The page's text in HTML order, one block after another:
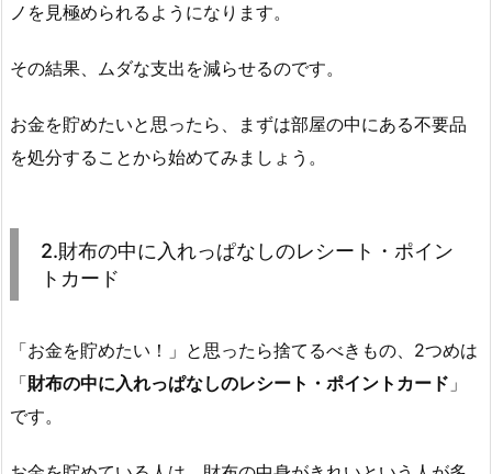
ノを見極められるようになります。
その結果、ムダな支出を減らせるのです。
お金を貯めたいと思ったら、まずは部屋の中にある不要品
を処分することから始めてみましょう。
2.財布の中に入れっぱなしのレシート・ポイン
トカード
「お金を貯めたい！」と思ったら捨てるべきもの、2つめは
「財布の中に入れっぱなしのレシート・ポイントカード 」
です。